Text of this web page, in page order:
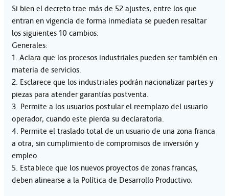
Si bien el decreto trae más de 52 ajustes, entre los que
entran en vigencia de forma inmediata se pueden resaltar
los siguientes 10 cambios:
Generales:
1. Aclara que los procesos industriales pueden ser también en
materia de servicios.
2. Esclarece que los industriales podrán nacionalizar partes y
piezas para atender garantías postventa.
3. Permite a los usuarios postular el reemplazo del usuario
operador, cuando este pierda su declaratoria.
4. Permite el traslado total de un usuario de una zona franca
a otra, sin cumplimiento de compromisos de inversión y
empleo.
5. Establece que los nuevos proyectos de zonas francas,
deben alinearse a la Política de Desarrollo Productivo.